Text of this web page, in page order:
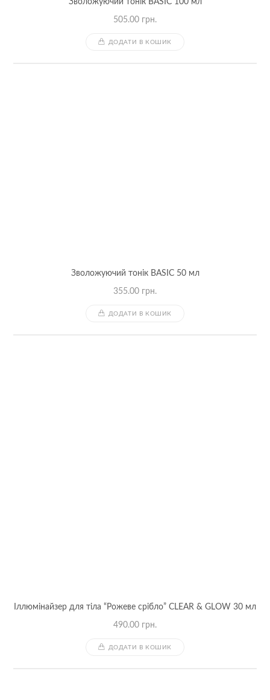
Зволожуючий тонік BASIC 100 мл
505.00 грн.
ДОДАТИ В КОШИК
Зволожуючий тонік BASIC 50 мл
355.00 грн.
ДОДАТИ В КОШИК
Іллюмінайзер для тіла “Рожеве срібло” CLEAR & GLOW 30 мл
490.00 грн.
ДОДАТИ В КОШИК